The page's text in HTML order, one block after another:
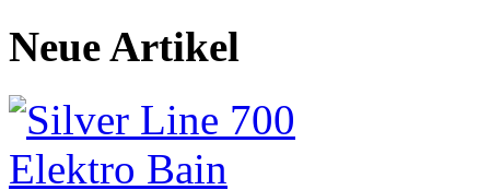
Neue Artikel